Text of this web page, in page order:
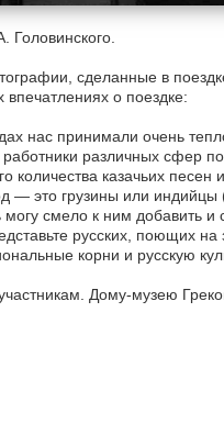
Головинского.
сделанные в
впечатлениях о поездке:
нас принимали очень
различных сфер
казачьих песен
— это грузины или
смело к ним добавить
русских, поющих
корни и русскую
Дому-музею